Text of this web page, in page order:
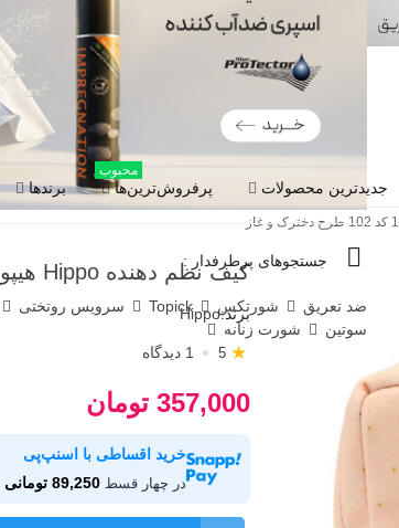
جستجوهای پرطرفدار :
ضد تعریق شورتکس Topick سرویس روتختی
سوتین
شورت زنانه
جدیدترین محصولات پرفروش‌ترین‌ها
محبوب
برندها
کیف نظم دهنده Hippo هیپو ابعاد 13×13 کد 102 طرح دخترک و غاز
برند:Hippo
5 ★ 1 دیدگاه
357,000 تومان
خرید اقساطی با اسنپ‌پی
در چهار قسط 89,250 تومانی